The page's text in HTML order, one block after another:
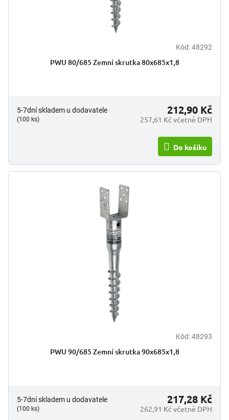
Kód:48292
PWU 80/685 Zemní skrutka 80x685x1,8
5-7dní skladem u dodavatele
(100 ks) 257,61 Kč včetně DPH
212,90 Kč
Do košíku
Kód:48293
PWU 90/685 Zemní skrutka 90x685x1,8
5-7dní skladem u dodavatele
(100 ks) 262,91 Kč včetně DPH
217,28 Kč